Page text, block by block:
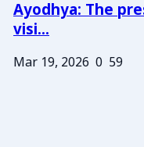
Ayodhya: The
visi...
Mar 19, 2026 0 59